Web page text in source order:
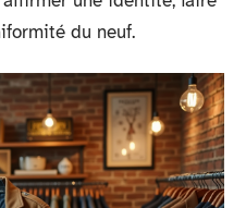
du neuf.